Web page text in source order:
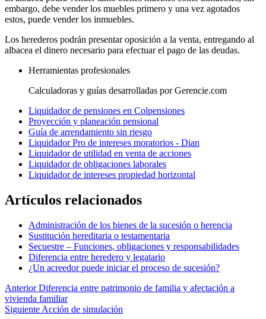
embargo, debe vender los muebles primero y una vez agotados
estos, puede vender los inmuebles.
Los herederos podrán presentar oposición a la venta, entregando al
albacea el dinero necesario para efectuar el pago de las deudas.
Herramientas profesionales
Calculadoras y guías desarrolladas por Gerencie.com
Liquidador de pensiones en Colpensiones
Proyección y planeación pensional
Guía de arrendamiento sin riesgo
Liquidador Pro de intereses moratorios - Dian
Liquidador de utilidad en venta de acciones
Liquidador de obligaciones laborales
Liquidador de intereses propiedad horizontal
Artículos relacionados
Administración de los bienes de la sucesión o herencia
Sustitución hereditaria o testamentaria
Secuestre – Funciones, obligaciones y responsabilidades
Diferencia entre heredero y legatario
¿Un acreedor puede iniciar el proceso de sucesión?
Anterior Diferencia entre patrimonio de familia y afectación a
vivienda familiar
Siguiente Acción de simulación